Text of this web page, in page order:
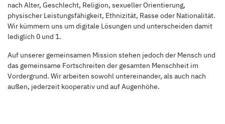
nach Alter, Geschlecht, Religion, sexueller Orientierung,
physischer Leistungsfähigkeit, Ethnizität, Rasse oder Nationalität.
Wir kümmern uns um digitale Lösungen und unterscheiden damit
lediglich 0 und 1.
Auf unserer gemeinsamen Mission stehen jedoch der Mensch und
das gemeinsame Fortschreiten der gesamten Menschheit im
Vordergrund. Wir arbeiten sowohl untereinander, als auch nach
außen, jederzeit kooperativ und auf Augenhöhe.